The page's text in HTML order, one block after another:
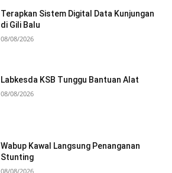
Terapkan Sistem Digital Data Kunjungan
di Gili Balu
08/08/2026
Labkesda KSB Tunggu Bantuan Alat
08/08/2026
Wabup Kawal Langsung Penanganan
Stunting
08/08/2026